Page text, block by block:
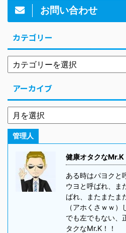
お問い合わせ
カテゴリー
アーカイブ
管理人
健康オタクなMr.K
ある時はパヨクと
ウヨと呼ばれ、ま
ばれ、またまたま
（アホくさｗｗ
でも左でもない、
タクなMr.K！！